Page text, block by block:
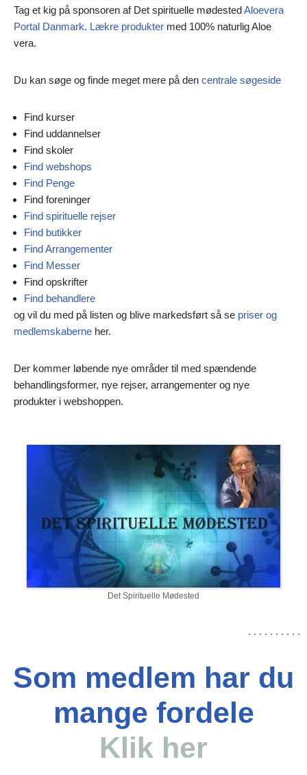
Tag et kig på sponsoren af Det spirituelle mødestedAloevera
Portal Danmark. Lækre produkter med 100% naturlig Aloe
vera.
Du kan søge og finde meget mere på den centrale søgeside
Find kurser
Find uddannelser
Find skoler
Find webshops
Find Penge
Find foreninger
Find spirituelle rejser
Find butikker
Find Arrangementer
Find Messer
Find opskrifter
Find behandlere
og vil du med på listen og blive markedsført så se priser og
medlemskaberne her.
Der kommer løbende nye områder til med spændende
behandlingsformer, nye rejser, arrangementer og nye
produkter i webshoppen.
Det Spirituelle Mødested
. . . . . . . . . .
Som medlem har du
mange fordele
Klik her